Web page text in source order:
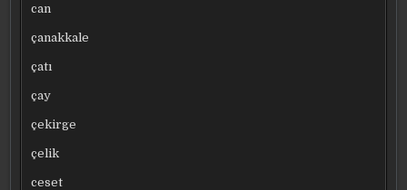
can
çanakkale
çatı
çay
çekirge
çelik
ceset